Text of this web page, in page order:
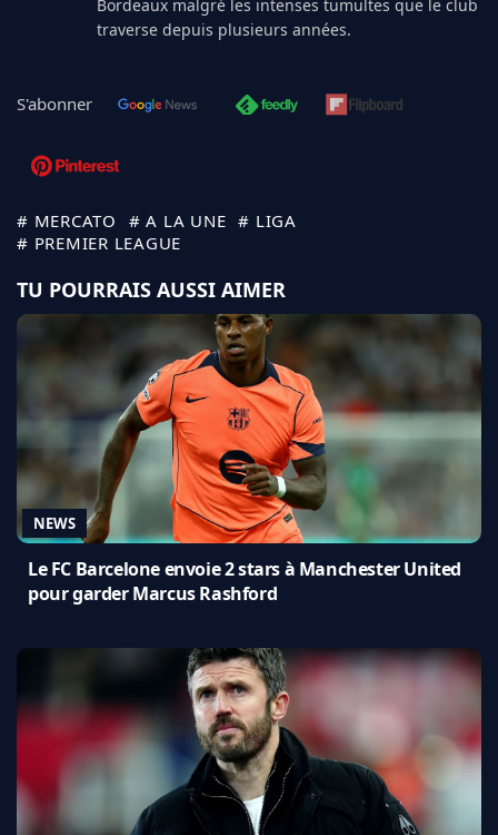
Bordeaux malgré les intenses tumultes que le club
traverse depuis plusieurs années.
S'abonner
# MERCATO # A LA UNE # LIGA
# PREMIER LEAGUE
TU POURRAIS AUSSI AIMER
NEWS
Le FC Barcelone envoie 2 stars à Manchester United
pour garder Marcus Rashford